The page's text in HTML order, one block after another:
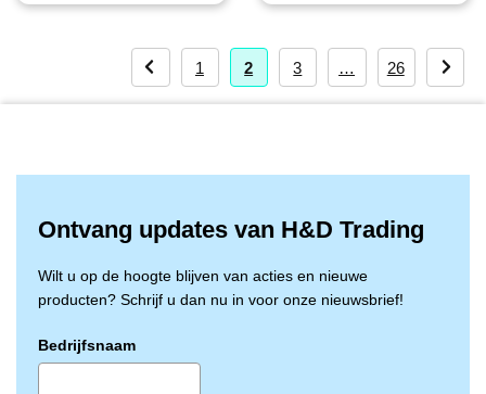
1 2 3 … 26
Ontvang updates van H&D Trading
Wilt u op de hoogte blijven van acties en nieuwe
producten? Schrijf u dan nu in voor onze nieuwsbrief!
Bedrijfsnaam